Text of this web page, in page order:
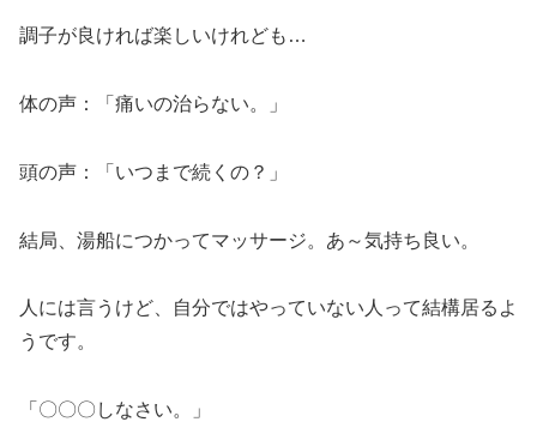
調子が良ければ楽しいけれども…
体の声：「痛いの治らない。」
頭の声：「いつまで続くの？」
結局、湯船につかってマッサージ。あ～気持ち良い。
人には言うけど、自分ではやっていない人って結構居るよ
うです。
「〇〇〇しなさい。」